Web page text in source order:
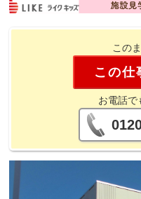
この
この仕
お電話で